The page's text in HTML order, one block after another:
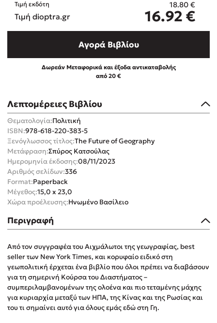
Πάνω, κάτω, μπροστά, πίσω
Mel Robbins
Η μέθοδος Αφήστε τους
Δημοφιλείς Συγγραφείς
Φυστίκι ΠουΚυλάει
El Sombrero
Στέφανος Ξενάκης
Sebastian Fitzek
Freida McFadden
Κατρίνα Τσάνταλη
Λεπτομέρειες Βιβλίου
Θεματολογία:Πολιτική
ISBN:978-618-220-383-5
Ξενόγλωσσος τίτλος:The Future of Geography
Μετάφραση:Σπύρος Κατσούλας
Ημερομηνία έκδοσης:08/11/2023
Αριθμός σελίδων:336
Format:Paperback
Μέγεθος:15,0 x 23,0
Χώρα προέλευσης:Ηνωμένο Βασίλειο
Τιμή εκδότη 18.80 €
Τιμή dioptra.gr 16.92 €
Αγορά Βιβλίου
Δωρεάν Μεταφορικά και έξοδα αντικαταβολής
από 20 €
Περιγραφή
Από τον συγγραφέα του Αιχμάλωτοι της γεωγραφίας, best
seller των New York Times, και κορυφαίο ειδικό στη
γεωπολιτική έρχεται ένα βιβλίο που όλοι πρέπει να διαβάσουν
για τη σημερινή Κούρσα του Διαστήματος –
συμπεριλαμβανομένων της ολοένα και πιο τεταμένης μάχης
για κυριαρχία μεταξύ των ΗΠΑ, της Κίνας και της Ρωσίας και
του τι σημαίνει αυτό για όλους εμάς εδώ στη Γη.